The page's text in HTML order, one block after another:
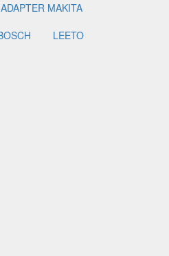
ADAPTER MAKITA
LEETO